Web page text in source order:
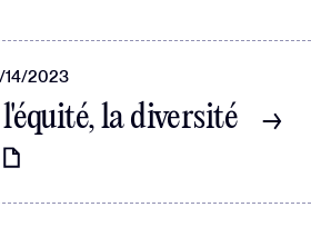
14/2023
la diversité